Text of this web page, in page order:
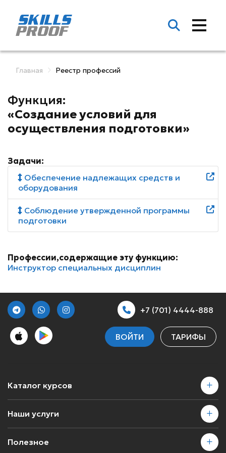
Главная Реестр профессий
Функция:
«Создание условий для
осуществления подготовки»
Задачи:
Обеспечение надлежащих средств и
оборудования
Соблюдение утвержденной программы
подготовки
Профессии,содержащие эту функцию:
Инструктор специальных дисциплин
+7 (701) 4444-888
ВОЙТИ ТАРИФЫ
Каталог курсов
Наши услуги
Полезное